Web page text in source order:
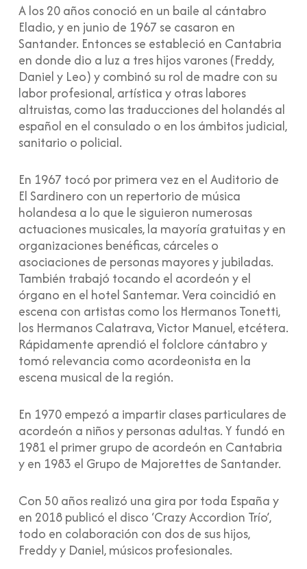
A los 20 años conoció en un baile al cántabro
Eladio, y en junio de 1967 se casaron en
Santander. Entonces se estableció en Cantabria
en donde dio a luz a tres hijos varones (Freddy,
Daniel y Leo) y combinó su rol de madre con su
labor profesional, artística y otras labores
altruistas, como las traducciones del holandés al
español en el consulado o en los ámbitos judicial,
sanitario o policial.
En 1967 tocó por primera vez en el Auditorio de
El Sardinero con un repertorio de música
holandesa a lo que le siguieron numerosas
actuaciones musicales, la mayoría gratuitas y en
organizaciones benéficas, cárceles o
asociaciones de personas mayores y jubiladas.
También trabajó tocando el acordeón y el
órgano en el hotel Santemar. Vera coincidió en
escena con artistas como los Hermanos Tonetti,
los Hermanos Calatrava, Victor Manuel, etcétera.
Rápidamente aprendió el folclore cántabro y
tomó relevancia como acordeonista en la
escena musical de la región.
En 1970 empezó a impartir clases particulares de
acordeón a niños y personas adultas. Y fundó en
1981 el primer grupo de acordeón en Cantabria
y en 1983 el Grupo de Majorettes de Santander.
Con 50 años realizó una gira por toda España y
en 2018 publicó el disco ‘Crazy Accordion Trío’,
todo en colaboración con dos de sus hijos,
Freddy y Daniel, músicos profesionales.